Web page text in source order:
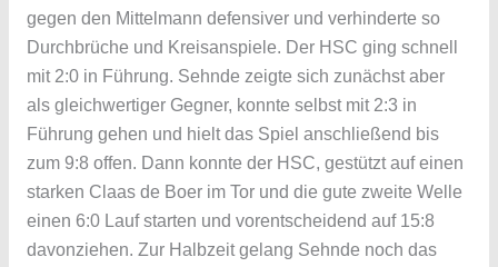
gegen den Mittelmann defensiver und verhinderte so
Durchbrüche und Kreisanspiele. Der HSC ging schnell
mit 2:0 in Führung. Sehnde zeigte sich zunächst aber
als gleichwertiger Gegner, konnte selbst mit 2:3 in
Führung gehen und hielt das Spiel anschließend bis
zum 9:8 offen. Dann konnte der HSC, gestützt auf einen
starken Claas de Boer im Tor und die gute zweite Welle
einen 6:0 Lauf starten und vorentscheidend auf 15:8
davonziehen. Zur Halbzeit gelang Sehnde noch das